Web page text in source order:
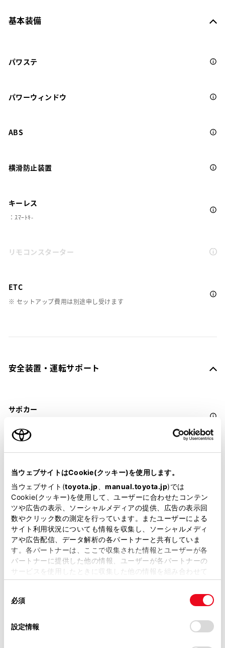
当ウェブサイトはCookie(クッキー)を使用します。
当ウェブサイト(toyota.jp manual.toyota.jp)では
Cookie(クッキー)を使用して、ユーザーに合わせたコンテン
ツや広告の表示、ソーシャルメディアの提供、広告の表示回
数やクリック数の測定を行っています。またユーザーによる
サイト利用状況についても情報を収集し、ソーシャルメディ
アや広告配信、データ解析の各パートナーと共有していま
す。各パートナーは、ここで収集された情報とユーザーが各
パートナーに提供した他の情報、ユーザーが各パートナーの
サービスを使用したときに収集した他の情報を組み合わせて
使用することがあります。当ウェブサイトの使用を続行する
デバイスにすべてのCookie(クッキー)が保存されることに同
意したことになります。Cookie(クッキー)のオプトアウト、
設定の変更、同意を撤回したりするにあたっては、当社の
必須
設定情報
基本装備
パワステ
パワーウィンドウ
ABS
横滑防止装置
キーレス
：ｽﾏｰﾄｷ-
リモコンスターター
ETC
※ セットアップ費用は別途申し受けます
安全装置・運転サポート
サポカー
Toyota Safety Sense・Lexus Safety Systemのﾌﾟﾘｸﾗｯｼｭｾｰﾌﾃｨ
（対車両・歩行者）
車線逸脱警報
クルーズコントロール
ブラインドスポットモニター（後側方検知）